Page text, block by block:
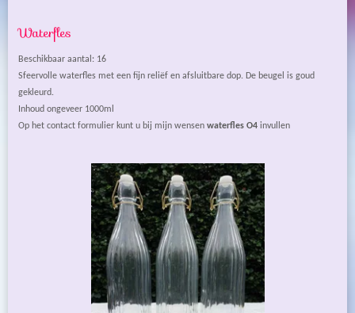
Waterfles
Beschikbaar aantal: 16
Sfeervolle waterfles met een fijn reliëf en afsluitbare dop. De beugel is goud
gekleurd.
Inhoud ongeveer 1000ml
Op het contact formulier kunt u bij mijn wensen waterfles O4 invullen